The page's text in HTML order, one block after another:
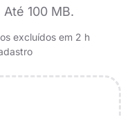
100 MB.
excluídos em 2 h